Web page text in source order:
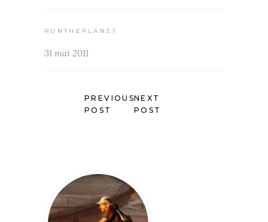
RUNTHEPLANET
31 mai 2011
PREVIOUS
POST
NEXT
POST